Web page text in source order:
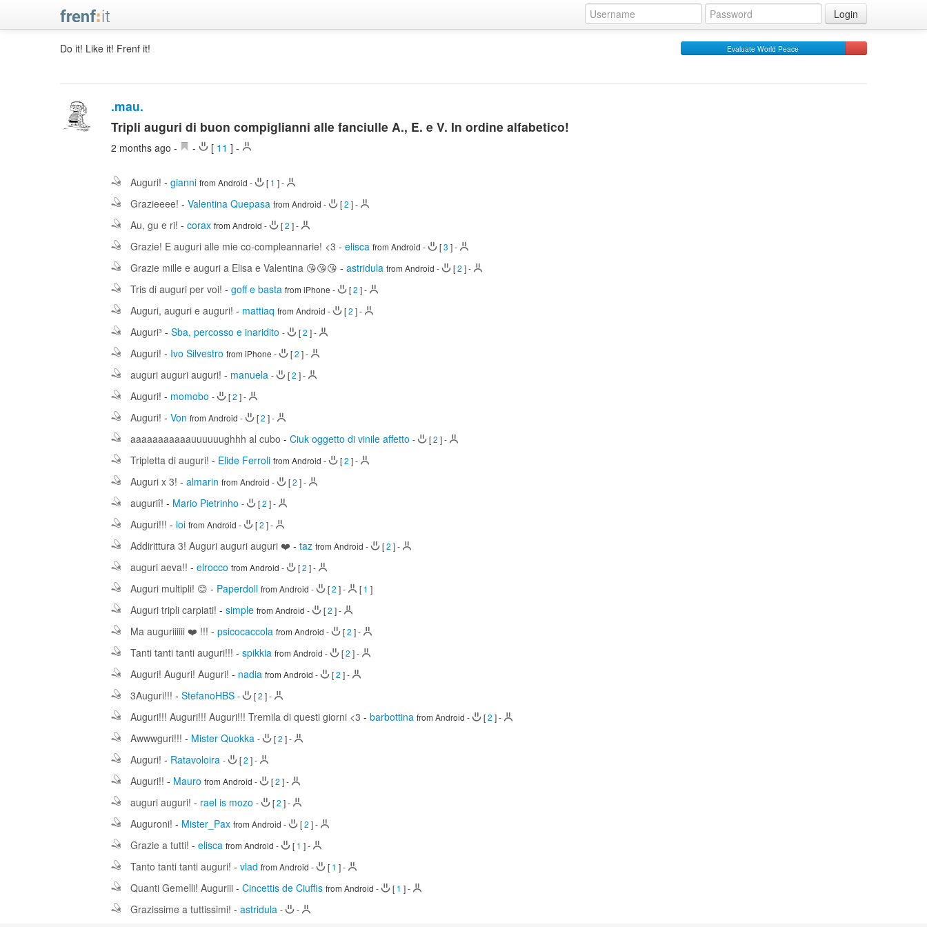
Login
Do it! Like it! Frenf it! Evaluate World Peace
.mau.
Tripli auguri di buon compiglianni alle fanciulle A., E. e V. In ordine alfabetico!
2 months ago- - [ 11 ] -
Auguri! -gianni from Android - [ 1 ]-
Grazieeee!-Valentina Quepasa from Android - [2 ]-
Au, gu e ri! -corax from Android - [2 ]-
Grazie! E auguri alle mie co-compleannarie! <3 -elisca from Android - [3 ]-
Grazie mille e auguri a Elisa e Valentina 😘😘😘 -astridula from Android - [2 ]-
Tris di auguri per voi! -goff e basta from iPhone - [2 ]-
Auguri, auguri e auguri!- mattiaq from Android - [2 ]-
Auguri³ -Sba, percosso e inaridito - [2 ]-
Auguri! - Ivo Silvestro from iPhone - [2 ]-
auguri auguri auguri! - manuela - [2 ]-
Auguri! - momobo - [2 ]-
Auguri! -Von from Android - [2 ]-
aaaaaaaaaaauuuuuughhh al cubo -Ciuk oggetto di vinile affetto - [2 ]-
Tripletta di auguri!- Elide Ferroli from Android - [2 ]-
Auguri x 3! -almarin from Android - [2 ]-
auguriî! - Mario Pietrinho - [2 ]-
Auguri!!! - loi from Android - [2 ]-
Addirittura 3! Auguri auguri auguri ❤️ -taz from Android - [2 ]-
auguri aeva!!-elrocco from Android - [2 ]-
Auguri multipli! 😊 - Paperdoll from Android - [2 ]- [ 1 ]
Auguri tripli carpiati!-simple from Android - [2 ]-
Ma auguriiiiii ❤️ !!! -psicocaccola from Android - [2 ]-
Tanti tanti tanti auguri!!!-spikkia from Android - [2 ]-
Auguri! Auguri! Auguri! - nadia from Android - [2 ]-
3Auguri!!! -StefanoHBS - [2 ]-
Auguri!!! Auguri!!! Auguri!!! Tremila di questi giorni <3 -barbottina from Android - [2 ]-
Awwwguri!!! - Mister Quokka - [2 ]-
Auguri! - Ratavoloira - [2 ]-
Auguri!! - Mauro from Android - [2 ]-
auguri auguri! - rael is mozo - [2 ]-
Auguroni! - Mister_Pax from Android - [2 ]-
Grazie a tutti!-elisca from Android - [ 1 ]-
Tanto tanti tanti auguri! -vlad from Android - [ 1 ]-
Quanti Gemelli! Auguriii -Cincettis de Ciuffis from Android - [ 1 ]-
Grazissime a tuttissimi! -astridula - -